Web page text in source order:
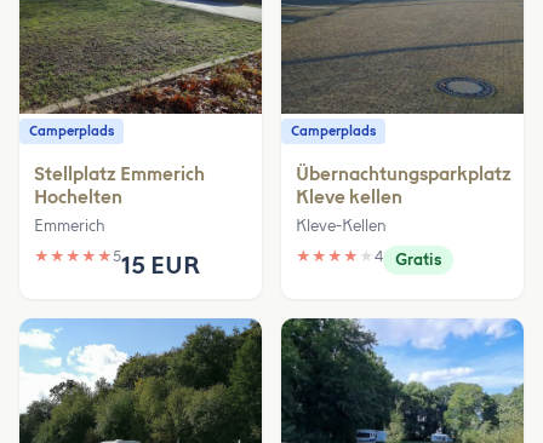
Camperplads
Stellplatz Emmerich
Hochelten
Emmerich
★ ★ ★ ★ ★515 EUR
Camperplads
Übernachtungsparkplatz
Kleve kellen
Kleve-Kellen
★ ★ ★ ★ ★ 4 Gratis